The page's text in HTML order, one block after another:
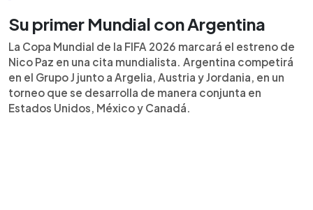
Su primer Mundial con Argentina
La Copa Mundial de la FIFA 2026 marcará el estreno de
Nico Paz en una cita mundialista. Argentina competirá
en el Grupo J junto a Argelia, Austria y Jordania, en un
torneo que se desarrolla de manera conjunta en
Estados Unidos, México y Canadá.